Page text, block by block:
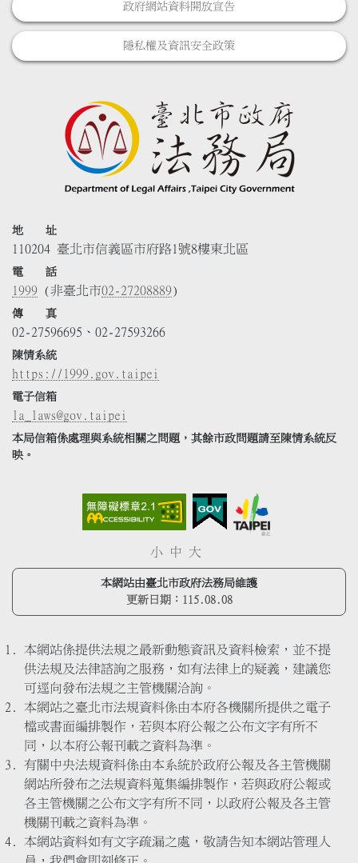
政府網站資料開放宣告
隱私權及資訊安全政策
地 址
110204 臺北市信義區市府路1號8樓東北區
電 話
1999 (非臺北市02-27208889)
傳 真
02-27596695、02-27593266
陳情系統
https://1999.gov.taipei
電子信箱
la_laws@gov.taipei
本局信箱係處理與系統相關之問題，其餘市政問題請至陳情系統反
映。
小 中 大
本網站由臺北市政府法務局維護
更新日期： 115.08.08
本網站係提供法規之最新動態資訊及資料檢索，並不提
供法規及法律諮詢之服務，如有法律上的疑義，建議您
可逕向發布法規之主管機關洽詢。
本網站之臺北市法規資料係由本府各機關所提供之電子
檔或書面編排製作，若與本府公報之公布文字有所不
同，以本府公報刊載之資料為準。
有關中央法規資料係由本系統於政府公報及各主管機關
網站所發布之法規資料蒐集編排製作，若與政府公報或
各主管機關之公布文字有所不同，以政府公報及各主管
機關刊載之資料為準。
本網站資料如有文字疏漏之處，敬請告知本網站管理人
員，我們會即刻修正。